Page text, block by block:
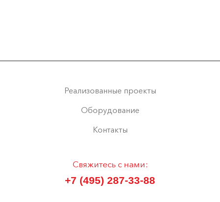
Реализованные проекты
Оборудование
Контакты
Свяжитесь с нами:
+7 (495) 287-33-88